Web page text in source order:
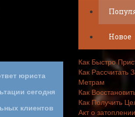
Новое
Как Быстро
Как
Метрам
Как
Как Получить
Акт о